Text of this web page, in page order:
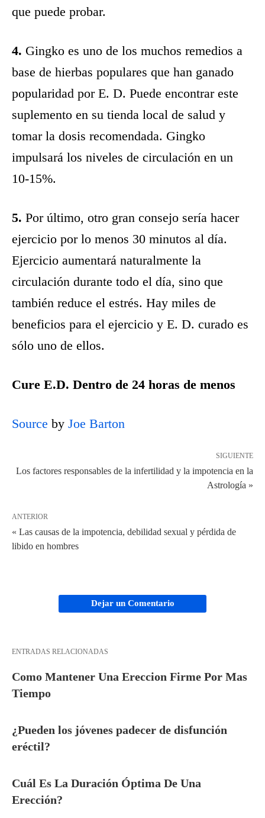
que puede probar.
4. Gingko es uno de los muchos remedios a
base de hierbas populares que han ganado
popularidad por E. D. Puede encontrar este
suplemento en su tienda local de salud y
tomar la dosis recomendada. Gingko
impulsará los niveles de circulación en un
10-15%.
5. Por último, otro gran consejo sería hacer
ejercicio por lo menos 30 minutos al día.
Ejercicio aumentará naturalmente la
circulación durante todo el día, sino que
también reduce el estrés. Hay miles de
beneficios para el ejercicio y E. D. curado es
sólo uno de ellos.
Cure E.D. Dentro de 24 horas de menos
Source by Joe Barton
SIGUIENTE
Los factores responsables de la infertilidad y la impotencia en la
Astrología »
ANTERIOR
« Las causas de la impotencia, debilidad sexual y pérdida de
libido en hombres
Dejar un Comentario
ENTRADAS RELACIONADAS
Como Mantener Una Ereccion Firme Por Mas
Tiempo
¿Pueden los jóvenes padecer de disfunción
eréctil?
Cuál Es La Duración Óptima De Una
Erección?